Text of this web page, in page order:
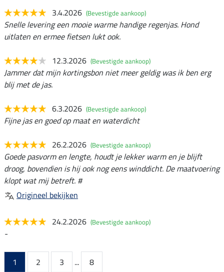
3.4.2026 (Bevestigde aankoop)
Snelle levering een mooie warme handige regenjas. Hond
uitlaten en ermee fietsen lukt ook.
12.3.2026 (Bevestigde aankoop)
Jammer dat mijn kortingsbon niet meer geldig was ik ben erg
blij met de jas.
6.3.2026 (Bevestigde aankoop)
Fijne jas en goed op maat en waterdicht
26.2.2026 (Bevestigde aankoop)
Goede pasvorm en lengte, houdt je lekker warm en je blijft
droog, bovendien is hij ook nog eens winddicht. De maatvoering
klopt wat mij betreft. #
Origineel bekijken
24.2.2026 (Bevestigde aankoop)
-
1 2 3 ...
8